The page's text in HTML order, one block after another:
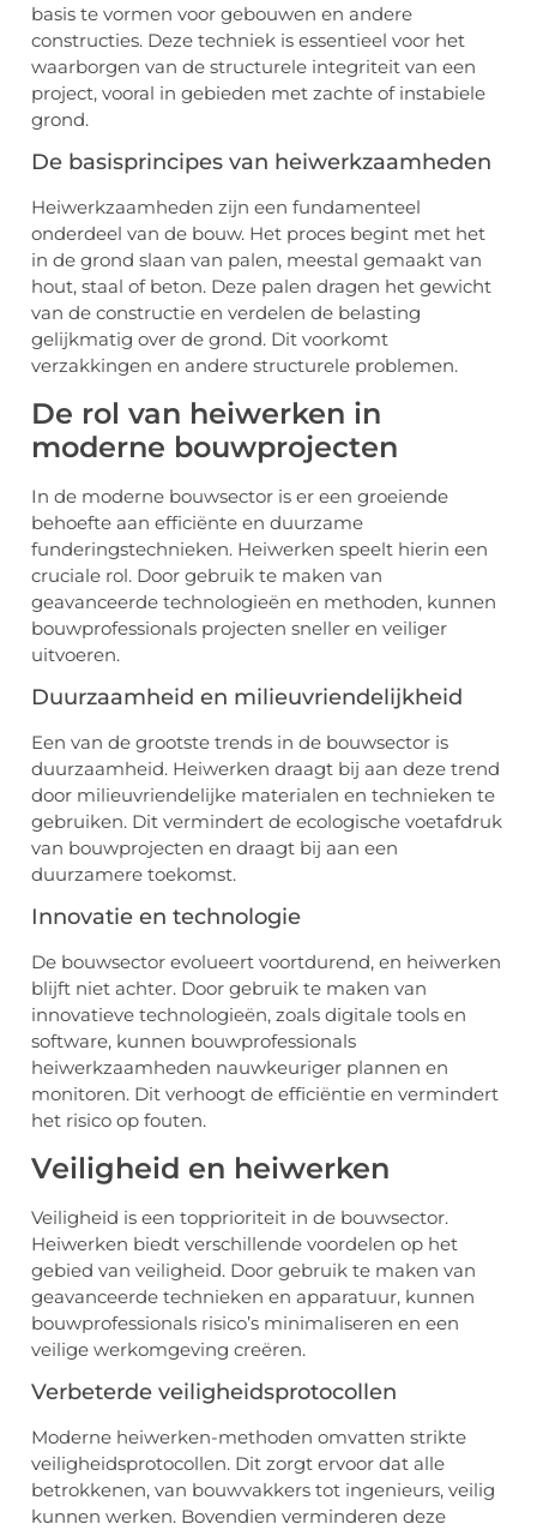
basis te vormen voor gebouwen en andere
constructies. Deze techniek is essentieel voor het
waarborgen van de structurele integriteit van een
project, vooral in gebieden met zachte of instabiele
grond.
De basisprincipes van heiwerkzaamheden
Heiwerkzaamheden zijn een fundamenteel
onderdeel van de bouw. Het proces begint met het
in de grond slaan van palen, meestal gemaakt van
hout, staal of beton. Deze palen dragen het gewicht
van de constructie en verdelen de belasting
gelijkmatig over de grond. Dit voorkomt
verzakkingen en andere structurele problemen.
De rol van heiwerken in
moderne bouwprojecten
In de moderne bouwsector is er een groeiende
behoefte aan efficiënte en duurzame
funderingstechnieken. Heiwerken speelt hierin een
cruciale rol. Door gebruik te maken van
geavanceerde technologieën en methoden, kunnen
bouwprofessionals projecten sneller en veiliger
uitvoeren.
Duurzaamheid en milieuvriendelijkheid
Een van de grootste trends in de bouwsector is
duurzaamheid. Heiwerken draagt bij aan deze trend
door milieuvriendelijke materialen en technieken te
gebruiken. Dit vermindert de ecologische voetafdruk
van bouwprojecten en draagt bij aan een
duurzamere toekomst.
Innovatie en technologie
De bouwsector evolueert voortdurend, en heiwerken
blijft niet achter. Door gebruik te maken van
innovatieve technologieën, zoals digitale tools en
software, kunnen bouwprofessionals
heiwerkzaamheden nauwkeuriger plannen en
monitoren. Dit verhoogt de efficiëntie en vermindert
het risico op fouten.
Veiligheid en heiwerken
Veiligheid is een topprioriteit in de bouwsector.
Heiwerken biedt verschillende voordelen op het
gebied van veiligheid. Door gebruik te maken van
geavanceerde technieken en apparatuur, kunnen
bouwprofessionals risico’s minimaliseren en een
veilige werkomgeving creëren.
Verbeterde veiligheidsprotocollen
Moderne heiwerken-methoden omvatten strikte
veiligheidsprotocollen. Dit zorgt ervoor dat alle
betrokkenen, van bouwvakkers tot ingenieurs, veilig
kunnen werken. Bovendien verminderen deze